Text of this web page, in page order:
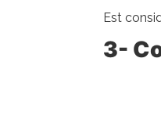
Est
3-